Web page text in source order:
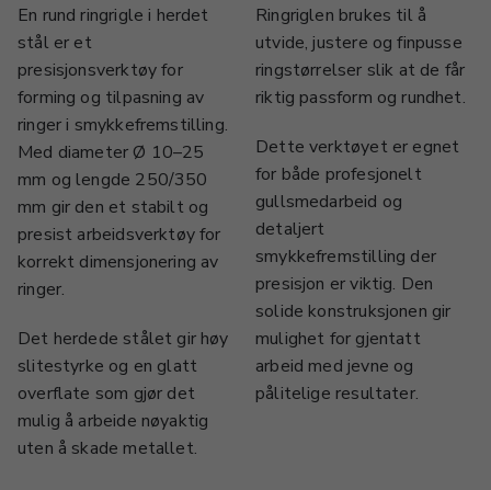
En rund ringrigle i herdet
stål er et
presisjonsverktøy for
forming og tilpasning av
ringer i smykkefremstilling.
Med diameter Ø 10–25
mm og lengde 250/350
mm gir den et stabilt og
presist arbeidsverktøy for
korrekt dimensjonering av
ringer.
Det herdede stålet gir høy
slitestyrke og en glatt
overflate som gjør det
mulig å arbeide nøyaktig
uten å skade metallet.
Ringriglen brukes til å
utvide, justere og finpusse
ringstørrelser slik at de får
riktig passform og rundhet.
Dette verktøyet er egnet
for både profesjonelt
gullsmedarbeid og
detaljert
smykkefremstilling der
presisjon er viktig. Den
solide konstruksjonen gir
mulighet for gjentatt
arbeid med jevne og
pålitelige resultater.